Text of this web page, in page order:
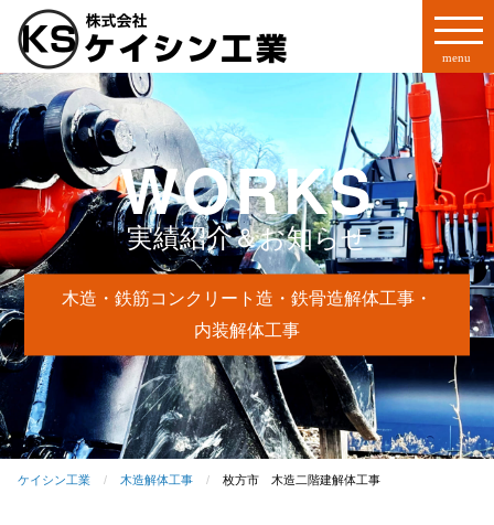
WORKS
実績紹介＆お知らせ
木造・鉄筋コンクリート造・鉄骨造解体工事・
内装解体工事
ケイシン工業 木造解体工事 枚方市 木造二階建解体工事